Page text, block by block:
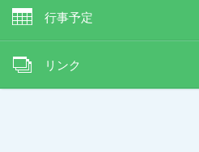
行事予定
リンク